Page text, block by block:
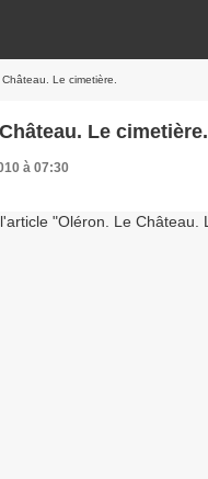
Le cimetière.
Le cimetière.
à 07:30